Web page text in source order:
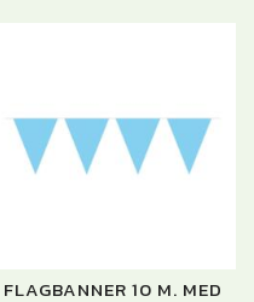
FLAGBANNER 10 M. MED